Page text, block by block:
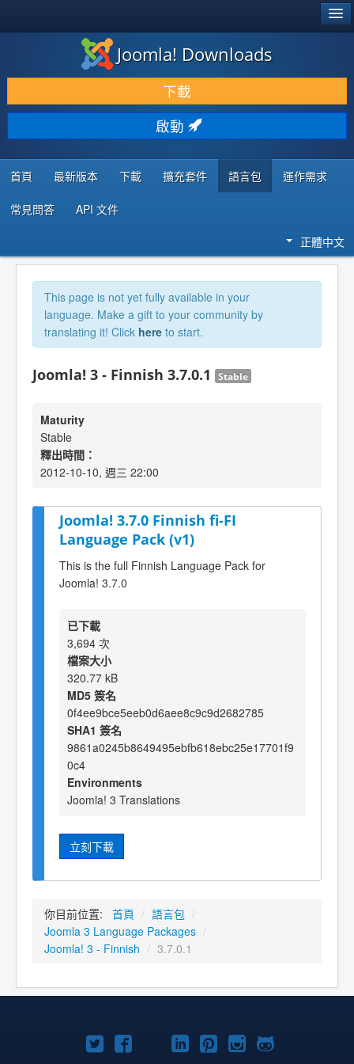
下載 & 擴充
發現 & 學習
社群 & 支援
程式者資源
Joomla! Downloads
下載
啟動
首頁 最新版本 下載 擴充套件 語言包 運作需求
常見問答 API 文件
正體中文
This page is not yet fully available in your
language. Make a gift to your community by
translating it! Click here to start.
Joomla! 3 - Finnish 3.7.0.1 Stable
Maturity
Stable
釋出時間：
2012-10-10, 週三 22:00
Joomla! 3.7.0 Finnish fi-FI
Language Pack (v1)
This is the full Finnish Language Pack for
Joomla! 3.7.0
已下載
3,694 次
檔案大小
320.77 kB
MD5 簽名
0f4ee9bce5eeb0d6aee8c9c9d2682785
SHA1 簽名
9861a0245b8649495ebfb618ebc25e17701f9
0c4
Environments
Joomla! 3 Translations
立刻下載
你目前位置: 首頁 / 語言包 /
Joomla 3 Language Packages /
Joomla! 3 - Finnish / 3.7.0.1
TwitterFacebookYouTube
Linkedln
Pinterest
Instagram
GitHub